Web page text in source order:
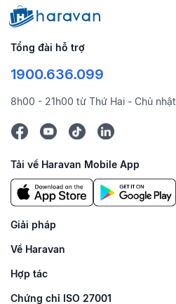
Tổng đài hỗ trợ
1900.636.099
8h00 - 21h00 từ Thứ Hai - Chủ nhật
Tải về Haravan Mobile App
Giải pháp
Về Haravan
Hợp tác
Chứng chỉ ISO 27001